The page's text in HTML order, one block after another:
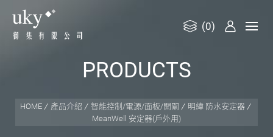
限
(0)
PRODUCTS
HOME 產品介紹 智能控制/電源/面板/開關
明緯 防水安定器
MeanWell 安定器(戶外用)